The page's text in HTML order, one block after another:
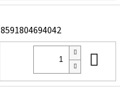
8591804694042